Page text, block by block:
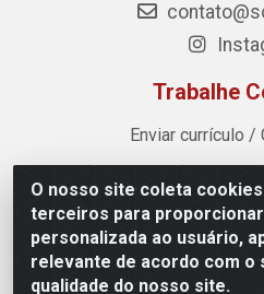
O nosso site coleta
terceiros para
personalizada ao usuário,
relevante de acordo com o
qualidade do nosso site.
Trabalhe
Enviar currículo /
Sost Distribuidora - Rua
Ipitanga, Lauro de Freitas/BA
07.041.307/